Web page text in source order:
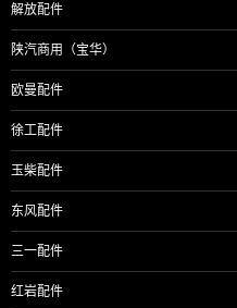
解放配件
陕汽商用（宝华）
欧曼配件
徐工配件
玉柴配件
东风配件
三一配件
红岩配件